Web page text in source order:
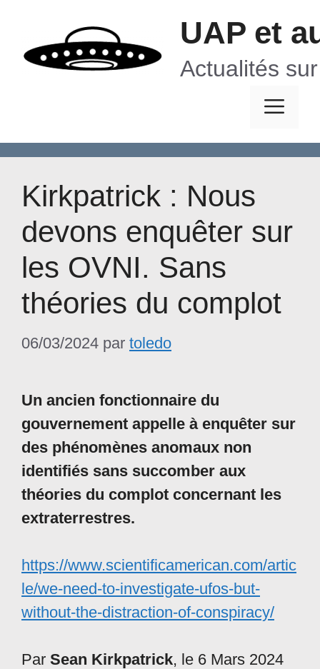
contenu
UAP et
Actualités
Kirkpatrick : Nous
devons enquêter sur
les OVNI. Sans
théories du complot
06/03/2024 par toledo
Un ancien fonctionnaire du
gouvernement appelle à enquêter sur
des phénomènes anomaux non
identifiés sans succomber aux
théories du complot concernant les
extraterrestres.
https://www.scientificamerican.com/artic
le/we-need-to-investigate-ufos-but-
without-the-distraction-of-conspiracy/
Par Sean Kirkpatrick, le 6 Mars 2024